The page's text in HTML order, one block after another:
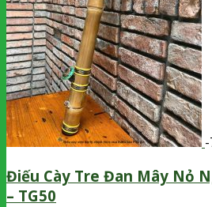
Điếu Cày Tre Đan Mây Nỏ
– TG50